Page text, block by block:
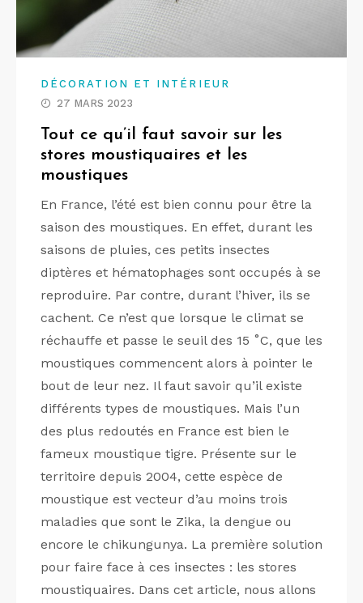
DÉCORATION ET INTÉRIEUR
27 MARS 2023
Tout ce qu’il faut savoir sur les
stores moustiquaires et les
moustiques
En France, l’été est bien connu pour être la
saison des moustiques. En effet, durant les
saisons de pluies, ces petits insectes
diptères et hématophages sont occupés à se
reproduire. Par contre, durant l’hiver, ils se
cachent. Ce n’est que lorsque le climat se
réchauffe et passe le seuil des 15 ˚C, que les
moustiques commencent alors à pointer le
bout de leur nez. Il faut savoir qu’il existe
différents types de moustiques. Mais l’un
des plus redoutés en France est bien le
fameux moustique tigre. Présente sur le
territoire depuis 2004, cette espèce de
moustique est vecteur d’au moins trois
maladies que sont le Zika, la dengue ou
encore le chikungunya. La première solution
pour faire face à ces insectes : les stores
moustiquaires. Dans cet article, nous allons